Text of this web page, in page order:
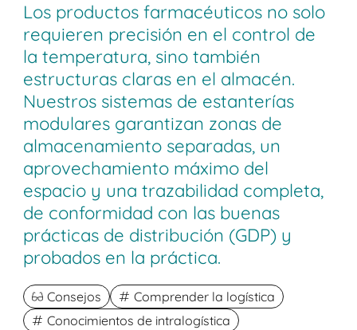
Los productos farmacéuticos no solo
requieren precisión en el control de
la temperatura, sino también
estructuras claras en el almacén.
Nuestros sistemas de estanterías
modulares garantizan zonas de
almacenamiento separadas, un
aprovechamiento máximo del
espacio y una trazabilidad completa,
de conformidad con las buenas
prácticas de distribución (GDP) y
probados en la práctica.
Consejos
Comprender la logística
Conocimientos de intralogística